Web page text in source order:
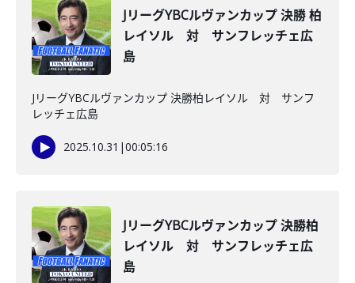
JリーグYBCルヴァンカップ 決勝 柏
レイソル 対 サンフレッチェ広
島
JリーグYBCルヴァンカップ 決勝柏レイソル 対 サンフ
レッチェ広島
2025.10.31 |00:05:16
JリーグYBCルヴァンカップ 決勝柏
レイソル 対 サンフレッチェ広
島